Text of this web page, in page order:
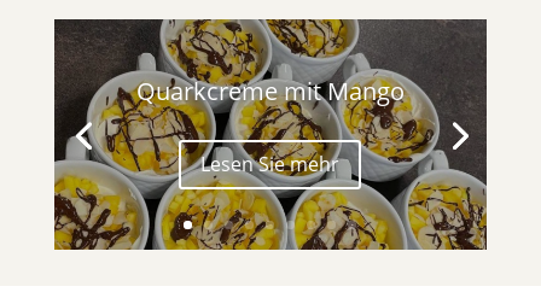
Quarkcreme mit Mango
Lesen Sie mehr